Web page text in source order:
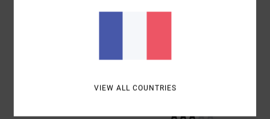
0% DE NOS CLIENTS RECOMMANDENT CE PRODUIT
VIEW ALL COUNTRIES